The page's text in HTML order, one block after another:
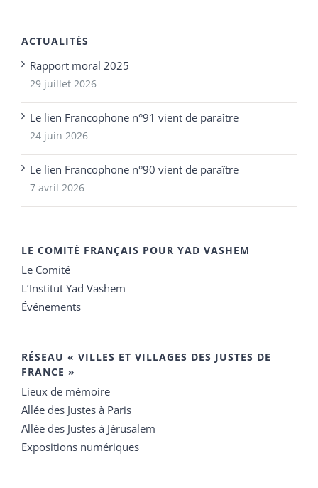
ACTUALITÉS
Rapport moral 2025
29 juillet 2026
Le lien Francophone n°91 vient de paraître
24 juin 2026
Le lien Francophone n°90 vient de paraître
7 avril 2026
LE COMITÉ FRANÇAIS POUR YAD VASHEM
Le Comité
L’Institut Yad Vashem
Événements
RÉSEAU « VILLES ET VILLAGES DES JUSTES DE
FRANCE »
Lieux de mémoire
Allée des Justes à Paris
Allée des Justes à Jérusalem
Expositions numériques